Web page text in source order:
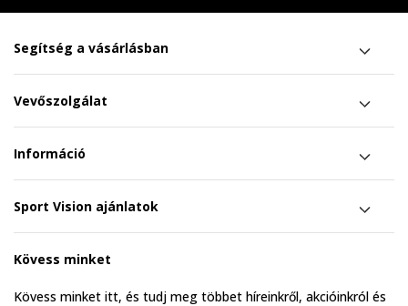
Segítség a vásárlásban
Vevőszolgálat
Információ
Sport Vision ajánlatok
Kövess minket
Kövess minket itt, és tudj meg többet híreinkről, akcióinkról és